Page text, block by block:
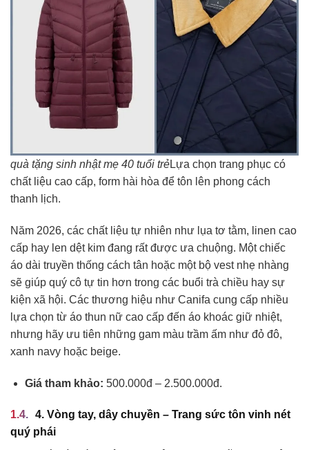
quà tặng sinh nhật mẹ 40 tuổi trẻLựa chọn trang phục có
chất liệu cao cấp, form hài hòa để tôn lên phong cách
thanh lịch.
Năm 2026, các chất liệu tự nhiên như lụa tơ tằm, linen cao
cấp hay len dệt kim đang rất được ưa chuộng. Một chiếc
áo dài truyền thống cách tân hoặc một bộ vest nhẹ nhàng
sẽ giúp quý cô tự tin hơn trong các buổi trà chiều hay sự
kiện xã hội. Các thương hiệu như Canifa cung cấp nhiều
lựa chọn từ áo thun nữ cao cấp đến áo khoác giữ nhiệt,
nhưng hãy ưu tiên những gam màu trầm ấm như đỏ đô,
xanh navy hoặc beige.
Giá tham khảo: 500.000đ – 2.500.000đ.
4. Vòng tay, dây chuyền – Trang sức tôn vinh nét
quý phái